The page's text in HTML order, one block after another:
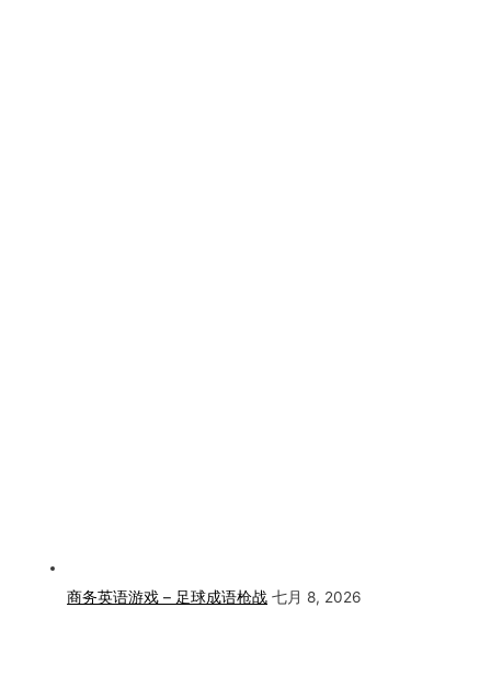
商务英语游戏 – 足球成语枪战 七月 8, 2026